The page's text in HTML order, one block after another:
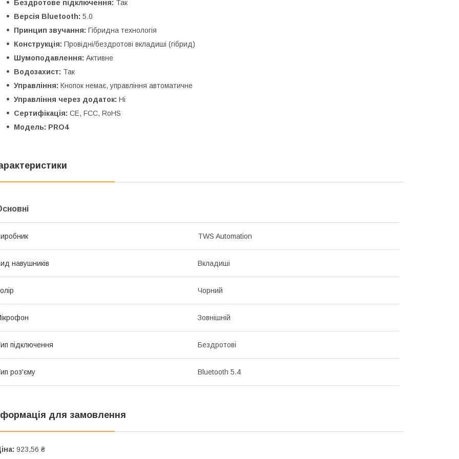
Бездротове підключення: Так
Версія Bluetooth: 5.0
Принцип звучання: Гібридна технологія
Конструкція: Провідні/бездротові вкладиші (гібрид)
Шумоподавлення: Активне
Водозахист: Так
Управління: Кнопок немає, управління автоматичне
Управління через додаток: Ні
Сертифікація: CE, FCC, RoHS
Модель: PRO4
TWS Automation
навушників Вкладиші
Чорний
Зовнішній
підключення Бездротові
роз'єму Bluetooth 5.4
для замовлення
923,56 ₴